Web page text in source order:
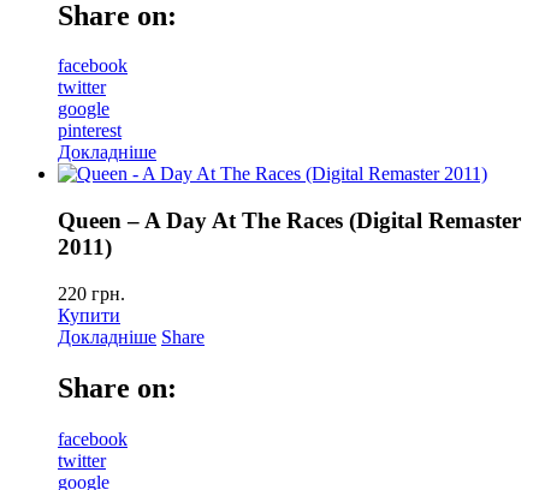
Share on:
facebook
twitter
google
pinterest
Докладніше
Queen – A Day At The Races (Digital Remaster
2011)
220 грн.
Купити
Докладніше Share
Share on:
facebook
twitter
google